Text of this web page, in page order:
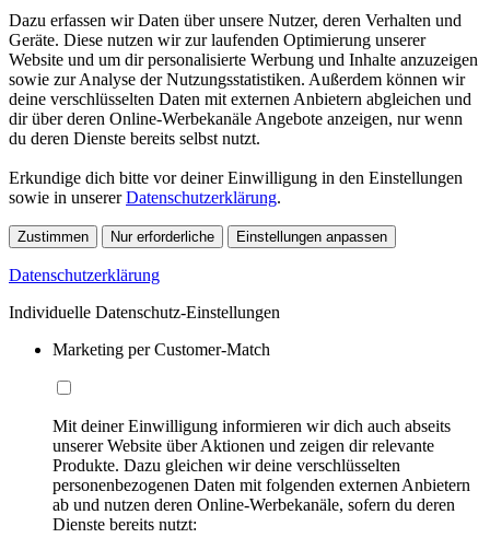
Dazu erfassen wir Daten über unsere Nutzer, deren Verhalten und
Geräte. Diese nutzen wir zur laufenden Optimierung unserer
Website und um dir personalisierte Werbung und Inhalte anzuzeigen
sowie zur Analyse der Nutzungsstatistiken. Außerdem können wir
deine verschlüsselten Daten mit externen Anbietern abgleichen und
dir über deren Online-Werbekanäle Angebote anzeigen, nur wenn
du deren Dienste bereits selbst nutzt.
Erkundige dich bitte vor deiner Einwilligung in den Einstellungen
sowie in unsererDatenschutzerklärung.
Zustimmen Nur erforderliche Einstellungen anpassen
Datenschutzerklärung
Individuelle Datenschutz-Einstellungen
Marketing per Customer-Match
Mit deiner Einwilligung informieren wir dich auch abseits
unserer Website über Aktionen und zeigen dir relevante
Produkte. Dazu gleichen wir deine verschlüsselten
personenbezogenen Daten mit folgenden externen Anbietern
ab und nutzen deren Online-Werbekanäle, sofern du deren
Dienste bereits nutzt: